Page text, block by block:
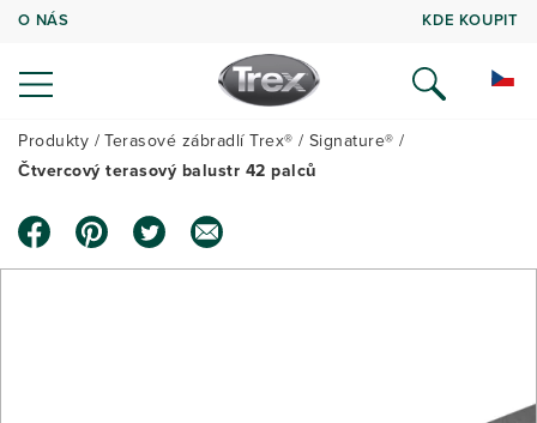
O NÁS KDE KOUPIT
Produkty Terasové zábradlí Trex® Signature®
Čtvercový terasový balustr 42 palců